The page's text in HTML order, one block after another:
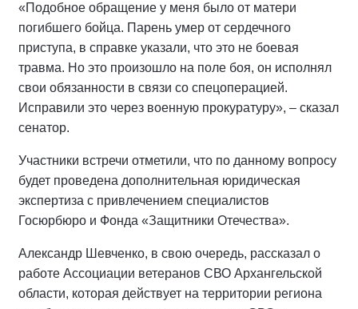
«Подобное обращение у меня было от матери
погибшего бойца. Парень умер от сердечного
приступа, в справке указали, что это не боевая
травма. Но это произошло на поле боя, он исполнял
свои обязанности в связи со спецоперацией.
Исправили это через военную прокуратуру», – сказал
сенатор.
Участники встречи отметили, что по данному вопросу
будет проведена дополнительная юридическая
экспертиза с привлечением специалистов
Госюрбюро и Фонда «Защитники Отечества».
Александр Шевченко, в свою очередь, рассказал о
работе Ассоциации ветеранов СВО Архангельской
области, которая действует на территории региона